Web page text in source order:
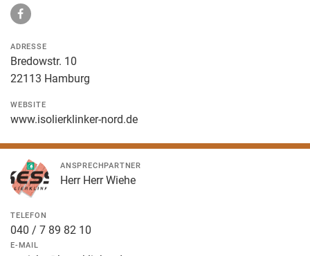
ADRESSE
Bredowstr. 10
22113 Hamburg
WEBSITE
www.isolierklinker-nord.de
ANSPRECHPARTNER
Herr Herr Wiehe
TELEFON
040 / 7 89 82 10
E-MAIL